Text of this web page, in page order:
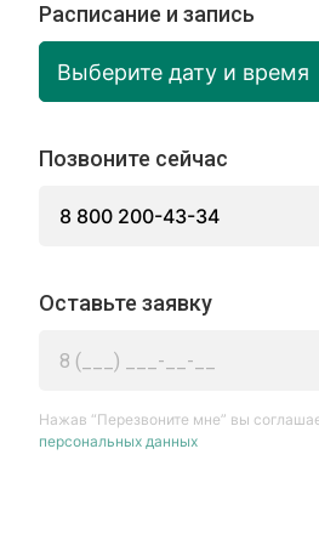
Расписание и запись
Выберите дату и время
Позвоните сейчас
8 800 200-43-34
Оставьте заявку
Нажав “Перезвоните мне” вы
персональных данных